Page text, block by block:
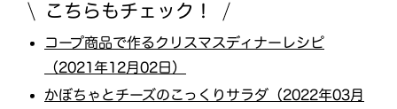
こちらもチェック！
コープ商品で作るクリスマスディナーレシピ
（2021年12月02日）
かぼちゃとチーズのこっくりサラダ（2022年03月